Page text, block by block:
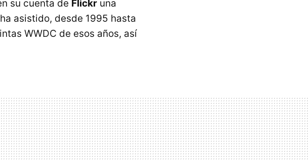
su cuenta de Flickr una
asistido, desde 1995 hasta
WWDC de esos años, así